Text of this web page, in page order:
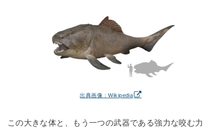
出典画像：Wikipedia
この大きな体と、もう一つの武器である強力な咬む力